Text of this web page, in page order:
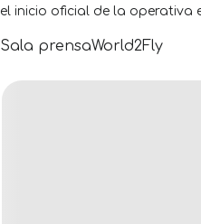
el inicio oficial de la operativa
Sala prensaWorld2Fly